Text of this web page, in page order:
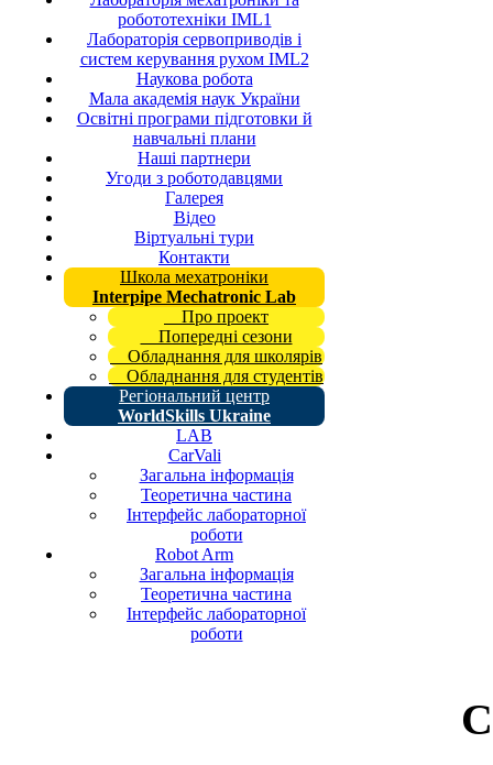
робототехніки IML1
Лабораторія сервоприводів і
систем керування рухом IML2
Наукова робота
Мала академія наук України
Освітні програми підготовки й
навчальні плани
Наші партнери
Угоди з роботодавцями
Галерея
Відео
Віртуальні тури
Контакти
Школа мехатроніки
Interpipe Mechatronic Lab
Про проект
Попередні сезони
Обладнання для школярів
Обладнання для студентів
Регіональний центр
WorldSkills Ukraine
LAB
CarVali
Загальна інформація
Теоретична частина
Інтерфейс лабораторної
роботи
Robot Arm
Загальна інформація
Теоретична частина
Інтерфейс лабораторної
роботи